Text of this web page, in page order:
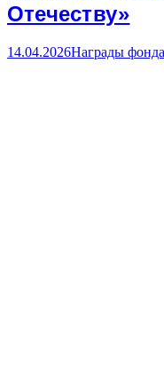
Отечеству»
14.04.2026Награды фонда